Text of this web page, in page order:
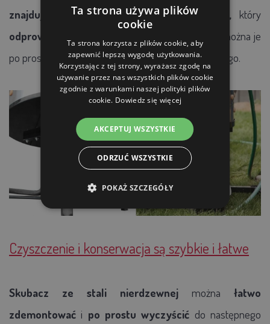
znajduje się praktyczny odpływ spustowy, który
odprowadza wodę i brud z bębna zbieracza
i można je
po prostu zebrać do dowolnego pojemnika zbiorczego.
Czyszczenie i konserwacja są szybkie i łatwe
Skubacz ze stali nierdzewnej można łatwo
zdemontować i po prostu wyczyścić do następnego
Ta strona używa plików
cookie
Ta strona korzysta z plików cookie, aby
zapewnić lepszą wygodę użytkowania.
Korzystając z tej strony, wyrażasz zgodę na
używanie przez nas wszystkich plików cookie
zgodnie z warunkami naszej polityki plików
cookie. Dowiedz się więcej
AKCEPTUJ WSZYSTKIE
ODRZUĆ WSZYSTKIE
POKAŻ SZCZEGÓŁY